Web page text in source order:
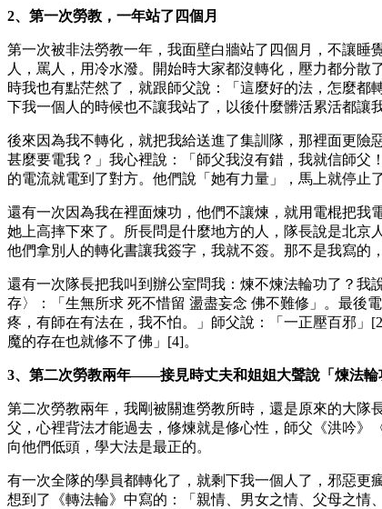
2、第一次勞教，一年站了四個月
第一次被非法勞教一年，我面壁白牆站了四個月，不讓
人，罵人，用冷水潑。開始時大家都沒轉化，壓力都分
時我也有點茫然了，就跟師父說：「這麼好的法，怎麼
下我一個人的時候也不讓我站了，以後什麼髒活累活都讓
後來因為我不轉化，就把我給送進了集訓隊，那裡面更
甚麼要電我？」我心裡說：「師父我沒有錯，我就信師
的電流就電到了對方。他們說「她有力量」，馬上就停止
還有一次因為我在裡面煉功，他們不讓煉，就用電棍把
她上高摔下來了。所長問是什麼地方的人，隊長說是北
他們拿別人的轉化書讓我簽字，我就不簽。那不是我寫的
還有一次隊長把我叫到辦公室問我：煉不煉法輪功了？
存〉：「生無所求 死不惜留 盪盡妄念 佛不難修」。最後
疼，有師在有法在，我不怕。」師父說：「一正壓百邪
魔的存在也就修不了佛」[4]。
3、第二次勞教兩年——接見時丈夫和姐姐大聲說「煉法輪
第二次勞教兩年，我剛被關進勞教所時，還是原來的大
父，心裡背法才能過去，修煉就是修心性，師父《洪吟》
向他們低頭，學大法是最正的。
有一次全隊的學員都轉化了，就剩下我一個人了，邪惡
想到了《轉法輪》中寫的：「親情、男女之情、父母之